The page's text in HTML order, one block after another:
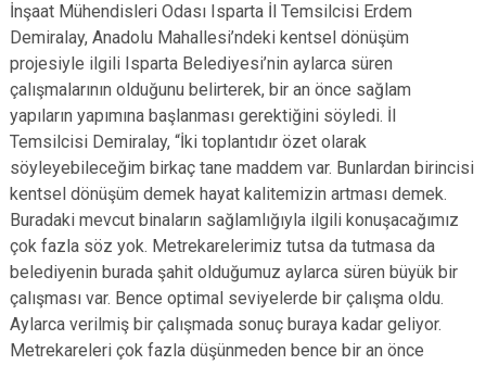
İnşaat Mühendisleri Odası Isparta İl Temsilcisi Erdem
Demiralay, Anadolu Mahallesi’ndeki kentsel dönüşüm
projesiyle ilgili Isparta Belediyesi’nin aylarca süren
çalışmalarının olduğunu belirterek, bir an önce sağlam
yapıların yapımına başlanması gerektiğini söyledi. İl
Temsilcisi Demiralay, “İki toplantıdır özet olarak
söyleyebileceğim birkaç tane maddem var. Bunlardan birincisi
kentsel dönüşüm demek hayat kalitemizin artması demek.
Buradaki mevcut binaların sağlamlığıyla ilgili konuşacağımız
çok fazla söz yok. Metrekarelerimiz tutsa da tutmasa da
belediyenin burada şahit olduğumuz aylarca süren büyük bir
çalışması var. Bence optimal seviyelerde bir çalışma oldu.
Aylarca verilmiş bir çalışmada sonuç buraya kadar geliyor.
Metrekareleri çok fazla düşünmeden bence bir an önce